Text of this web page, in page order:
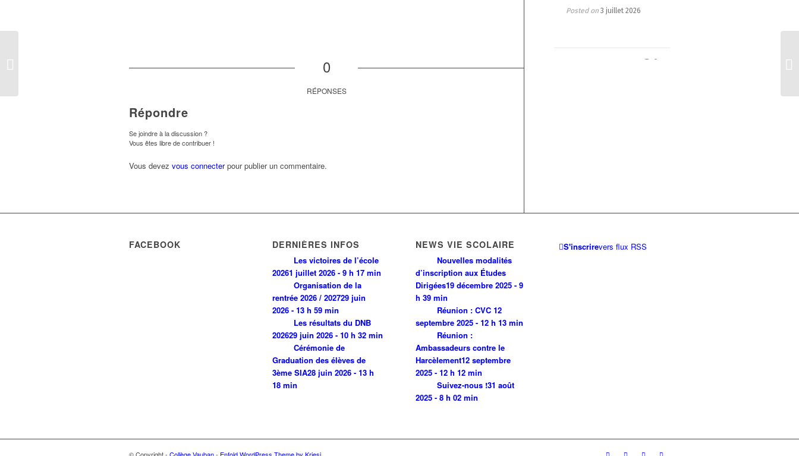
0
RÉPONSES
Répondre
Se joindre à la discussion ?
Vous êtes libre de contribuer !
Vous devez vous connecterpour publier un commentaire.
FACEBOOK DERNIÈRES INFOS
Les victoires de l’école
20261 juillet 2026 - 9 h 17 min
Organisation de la
rentrée 2026 / 202729 juin
2026 - 13 h 59 min
Les résultats du DNB
202629 juin 2026 - 10 h 32 min
Cérémonie de
Graduation des élèves de
3ème SIA28 juin 2026 - 13 h
18 min
NEWS VIE SCOLAIRE
Nouvelles modalités
d’inscription aux Études
Dirigées19 décembre 2025 - 9
h 39 min
Réunion : CVC12
septembre 2025 - 12 h 13 min
Réunion :
Ambassadeurs contre le
Harcèlement12 septembre
2025 - 12 h 12 min
Suivez-nous !31 août
2025 - 8 h 02 min
S'inscrirevers flux RSS